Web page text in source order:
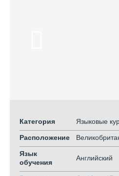
Категория Языковые
Расположение
Язык
обучения
Английский